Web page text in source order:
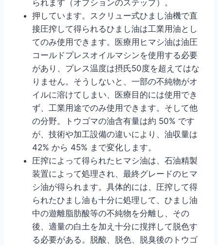
られます（オプションのステップ）。
押しています。スクリュー式ひまし油機で直
接圧搾して得られるひまし油は工業用油とし
てのみ使用できます。医療用ヒマシ油は油圧
コールドプレスオイルマシンを使用する必要
があり、プレス温度は摂氏50度を超えてはな
りません。そうしないと、一部の不純物がオ
イルに溶けてしまい、医療目的には使用でき
ず、工業用途でのみ使用できます。そして他
の分野。トウゴマの油含有量は約 50% です
が、技術や加工設備の違いにより、油収量は
42% から 45% まで変化します。
圧搾によって得られたヒマシ油は、石油精製
装置によって処理され、最終グレードのヒマ
シ油が得られます。具体的には、圧搾して得
られたひまし油も十分に処理して、ひまし油
中の遊離脂肪酸等の不純物を分離し、その
後、適量の白土を加え十分に撹拌して脱色す
る必要がある。脱酸、脱色、脱臭後のトウゴ